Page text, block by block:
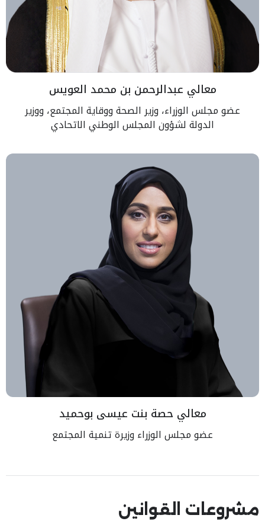
معالي عبدالرحمن بن محمد العويس
عضو مجلس الوزراء، وزير الصحة ووقاية المجتمع، ووزير
الدولة لشؤون المجلس الوطني الاتحادي
معالي حصة بنت عيسى بوحميد
عضو مجلس الوزراء وزيرة تنمية المجتمع
مشروعات القوانين